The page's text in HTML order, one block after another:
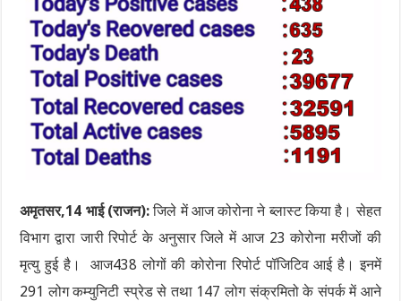
अमृतसर,14 भाई (राजन):जिले में आज कोरोना ने ब्लास्ट किया है। सेहत
विभाग द्वारा जारी रिपोर्ट के अनुसार जिले में आज 23 कोरोना मरीजों की
मृत्यु हुई है। आज438 लोगों की कोरोना रिपोर्ट पॉजिटिव आई है। इनमें
291 लोग कम्युनिटी स्प्रेड से तथा 147 लोग संक्रमितो के संपर्क में आने